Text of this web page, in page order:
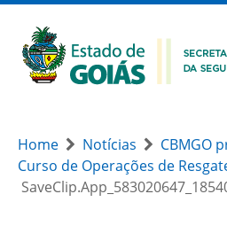
Home Notícias
CBMGO
Curso de Operações de